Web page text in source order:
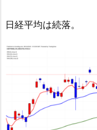
日経平均は続落。